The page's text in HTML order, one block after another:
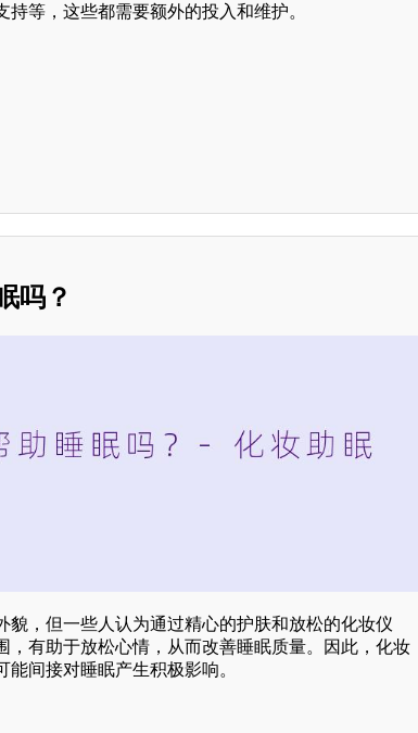
等，这些都需要额外的投入和维护。
吗？
貌，但一些人认为通过精心的护肤和放松的化妆仪
，有助于放松心情，从而改善睡眠质量。因此，化妆
间接对睡眠产生积极影响。